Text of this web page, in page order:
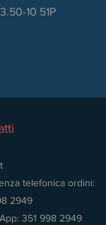
10 51P
telefonica ordini:
2949
351 998 2949